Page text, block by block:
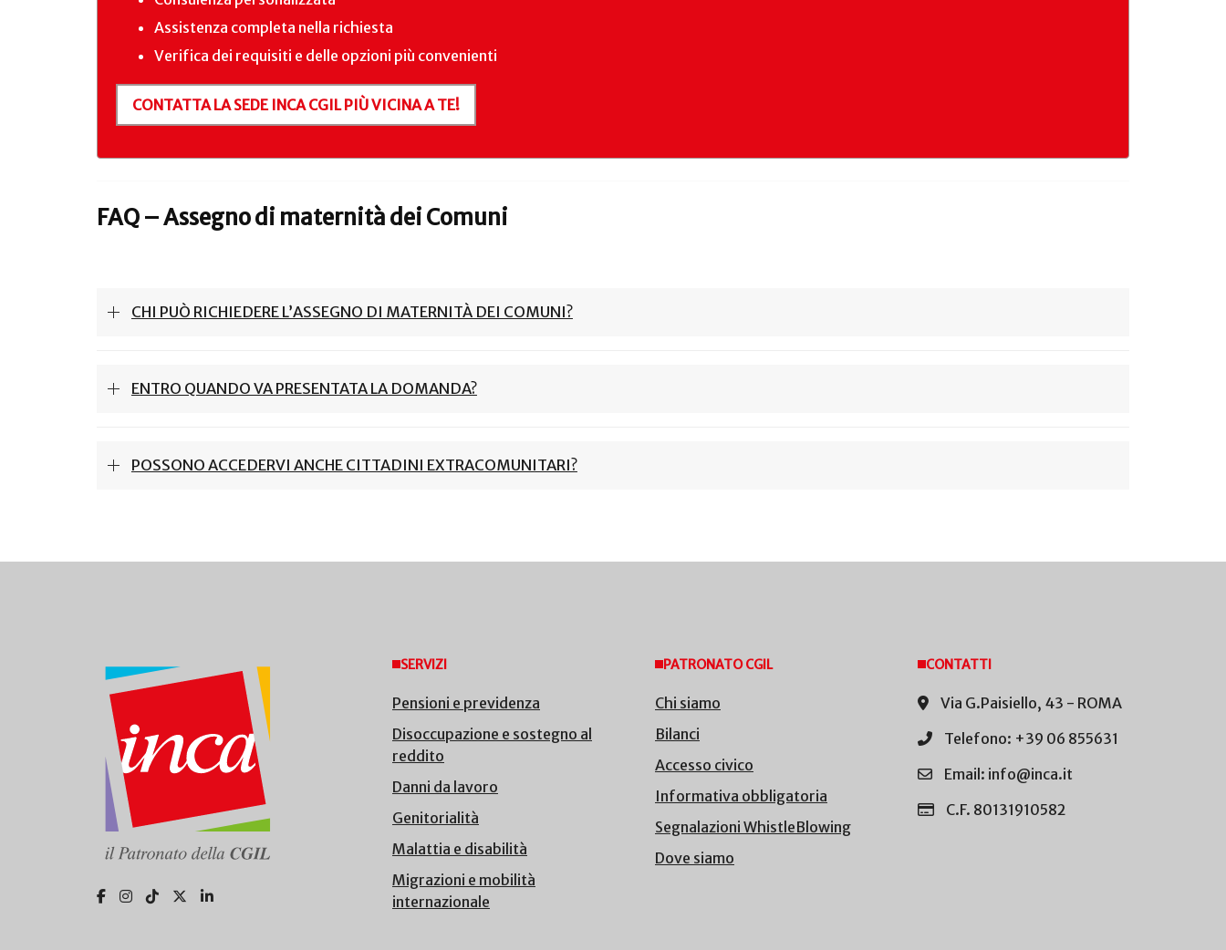
Assistenza completa nella richiesta
Verifica dei requisiti e delle opzioni più convenienti
CONTATTA LA SEDE INCA CGIL PIÙ VICINA A TE!
FAQ – Assegno di maternità dei Comuni
CHI PUÒ RICHIEDERE L’ASSEGNO DI MATERNITÀ DEI COMUNI?
ENTRO QUANDO VA PRESENTATA LA DOMANDA?
POSSONO ACCEDERVI ANCHE CITTADINI EXTRACOMUNITARI?
SERVIZI
Pensioni e previdenza
Disoccupazione e sostegno al
reddito
Danni da lavoro
Genitorialità
Malattia e disabilità
Migrazioni e mobilità
internazionale
PATRONATO CGIL
Chi siamo
Bilanci
Accesso civico
Informativa obbligatoria
Segnalazioni WhistleBlowing
Dove siamo
CONTATTI
Via G.Paisiello, 43 - ROMA
Telefono: +39 06 855631
Email: info@inca.it
C.F. 80131910582